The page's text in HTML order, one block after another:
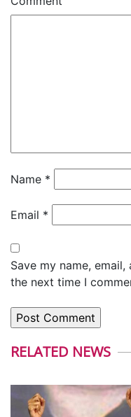
Name *
Email *
Save my name,
the next time I
RELATED NEWS